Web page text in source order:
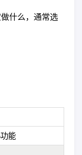
什么，通常选
能